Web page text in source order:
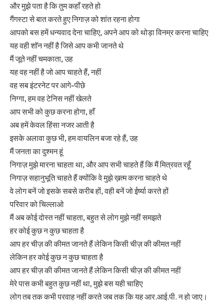
और मुझे पता है कि तुम कहाँ रहते हो
गैंगस्टा से बात करते हुए निगाज़ को शांत रहना होगा
आपको बस हमें धन्यवाद देना चाहिए, अपने आप को थोड़ा विनम्र करना चाहिए
यह वही शॉन नहीं है जिसे आप कभी जानते थे
मैं जूते नहीं चमकाता, उह
यह वह नहीं है जो आप चाहते हैं, नहीं
वह सब इंटरनेट पर आगे-पीछे
निग्गा, हम वह टेनिस नहीं खेलते
आप सभी को कुछ करना होगा, हाँ
अब हमें केवल हिंसा नजर आती है
इसके अलावा कुछ भी, हम वायलिन बजा रहे हैं, उह
मैं जनता का दुश्मन हूं
निगाज़ मुझे मारना चाहता था, और आप सभी चाहते हैं कि मैं मित्रवत रहूँ
निगाज़ सहानुभूति चाहते हैं क्योंकि वे मुझे ख़त्म करना चाहते थे
वे लोग बनें जो इसके सबसे करीब हों, वही बनें जो ईर्ष्या करते हों
परिवार को चिल्लाओ
मैं अब कोई दोस्त नहीं चाहता, बहुत से लोग मुझे नहीं समझते
हर कोई कुछ न कुछ चाहता है
आप हर चीज़ की कीमत जानते हैं लेकिन किसी चीज़ की कीमत नहीं
लेकिन हर कोई कुछ न कुछ चाहता है
आप हर चीज़ की कीमत जानते हैं लेकिन किसी चीज़ की कीमत नहीं
मेरे पास कभी बहुत कुछ नहीं था, मुझे बस यही चाहिए
लोग तब तक कभी परवाह नहीं करते जब तक कि यह आर.आई.पी. न हो जाए।